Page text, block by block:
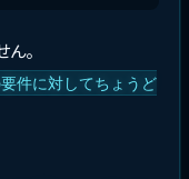
。
件に対してちょうど